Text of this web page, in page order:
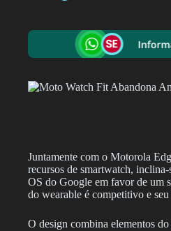
Juntamente com o Motorola
recursos de smartwatch,
OS do Google em favor de um
do wearable é competitivo e
O design combina elementos